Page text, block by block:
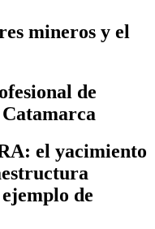
mineros y el
de
el yacimiento
de